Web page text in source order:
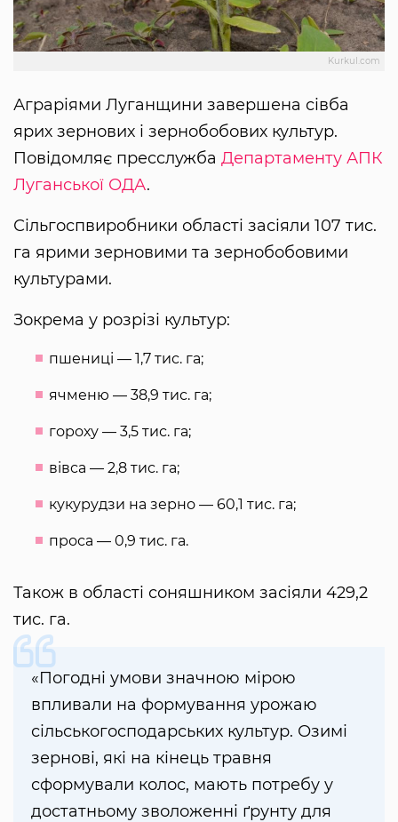
Kurkul.com
Аграріями Луганщини завершена сівба
ярих зернових і зернобобових культур.
Повідомляє пресслужба Департаменту АПК
Луганської ОДА.
Сільгоспвиробники області засіяли 107 тис.
га ярими зерновими та зернобобовими
культурами.
Зокрема у розрізі культур:
пшениці — 1,7 тис. га;
ячменю — 38,9 тис. га;
гороху — 3,5 тис. га;
вівса — 2,8 тис. га;
кукурудзи на зерно — 60,1 тис. га;
проса — 0,9 тис. га.
Також в області соняшником засіяли 429,2
тис. га.
«Погодні умови значною мірою
впливали на формування урожаю
сільськогосподарських культур. Озимі
зернові, які на кінець травня
сформували колос, мають потребу у
достатньому зволоженні ґрунту для